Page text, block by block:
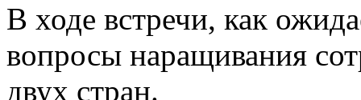
В ходе встречи, как
вопросы наращивания
двух стран.